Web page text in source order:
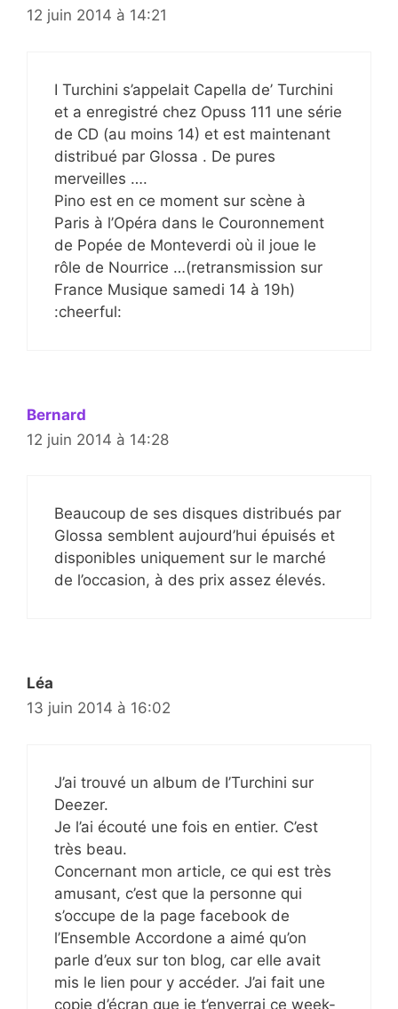
12 juin 2014 à 14:21
I Turchini s’appelait Capella de’ Turchini
et a enregistré chez Opuss 111 une série
de CD (au moins 14) et est maintenant
distribué par Glossa . De pures
merveilles ….
Pino est en ce moment sur scène à
Paris à l’Opéra dans le Couronnement
de Popée de Monteverdi où il joue le
rôle de Nourrice …(retransmission sur
France Musique samedi 14 à 19h)
:cheerful:
Bernard
12 juin 2014 à 14:28
Beaucoup de ses disques distribués par
Glossa semblent aujourd’hui épuisés et
disponibles uniquement sur le marché
de l’occasion, à des prix assez élevés.
Léa
13 juin 2014 à 16:02
J’ai trouvé un album de I’Turchini sur
Deezer.
Je l’ai écouté une fois en entier. C’est
très beau.
Concernant mon article, ce qui est très
amusant, c’est que la personne qui
s’occupe de la page facebook de
l’Ensemble Accordone a aimé qu’on
parle d’eux sur ton blog, car elle avait
mis le lien pour y accéder. J’ai fait une
copie d’écran que je t’enverrai ce week-